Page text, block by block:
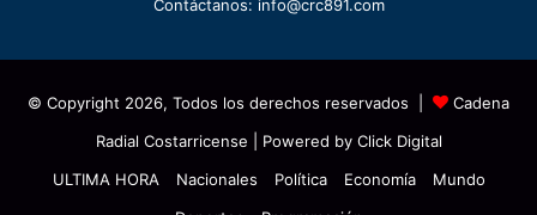
Contáctanos: info@crc891.com
© Copyright 2026, Todos los derechos reservados |
Cadena
Radial Costarricense | Powered by Click Digital
ULTIMA HORA
Nacionales Política Economía
Mundo